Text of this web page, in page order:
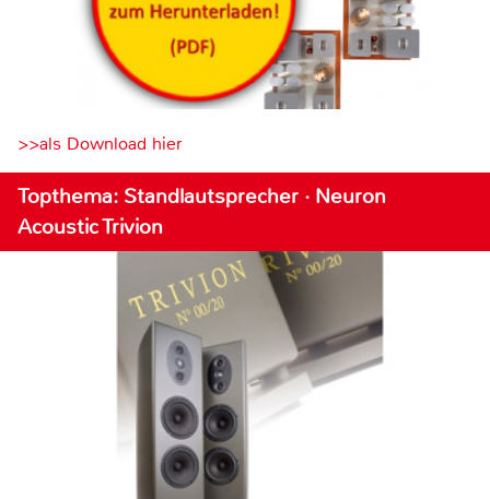
>>als Download hier
Topthema: Standlautsprecher · Neuron
Acoustic Trivion